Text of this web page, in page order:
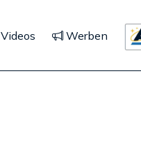
Videos Werben